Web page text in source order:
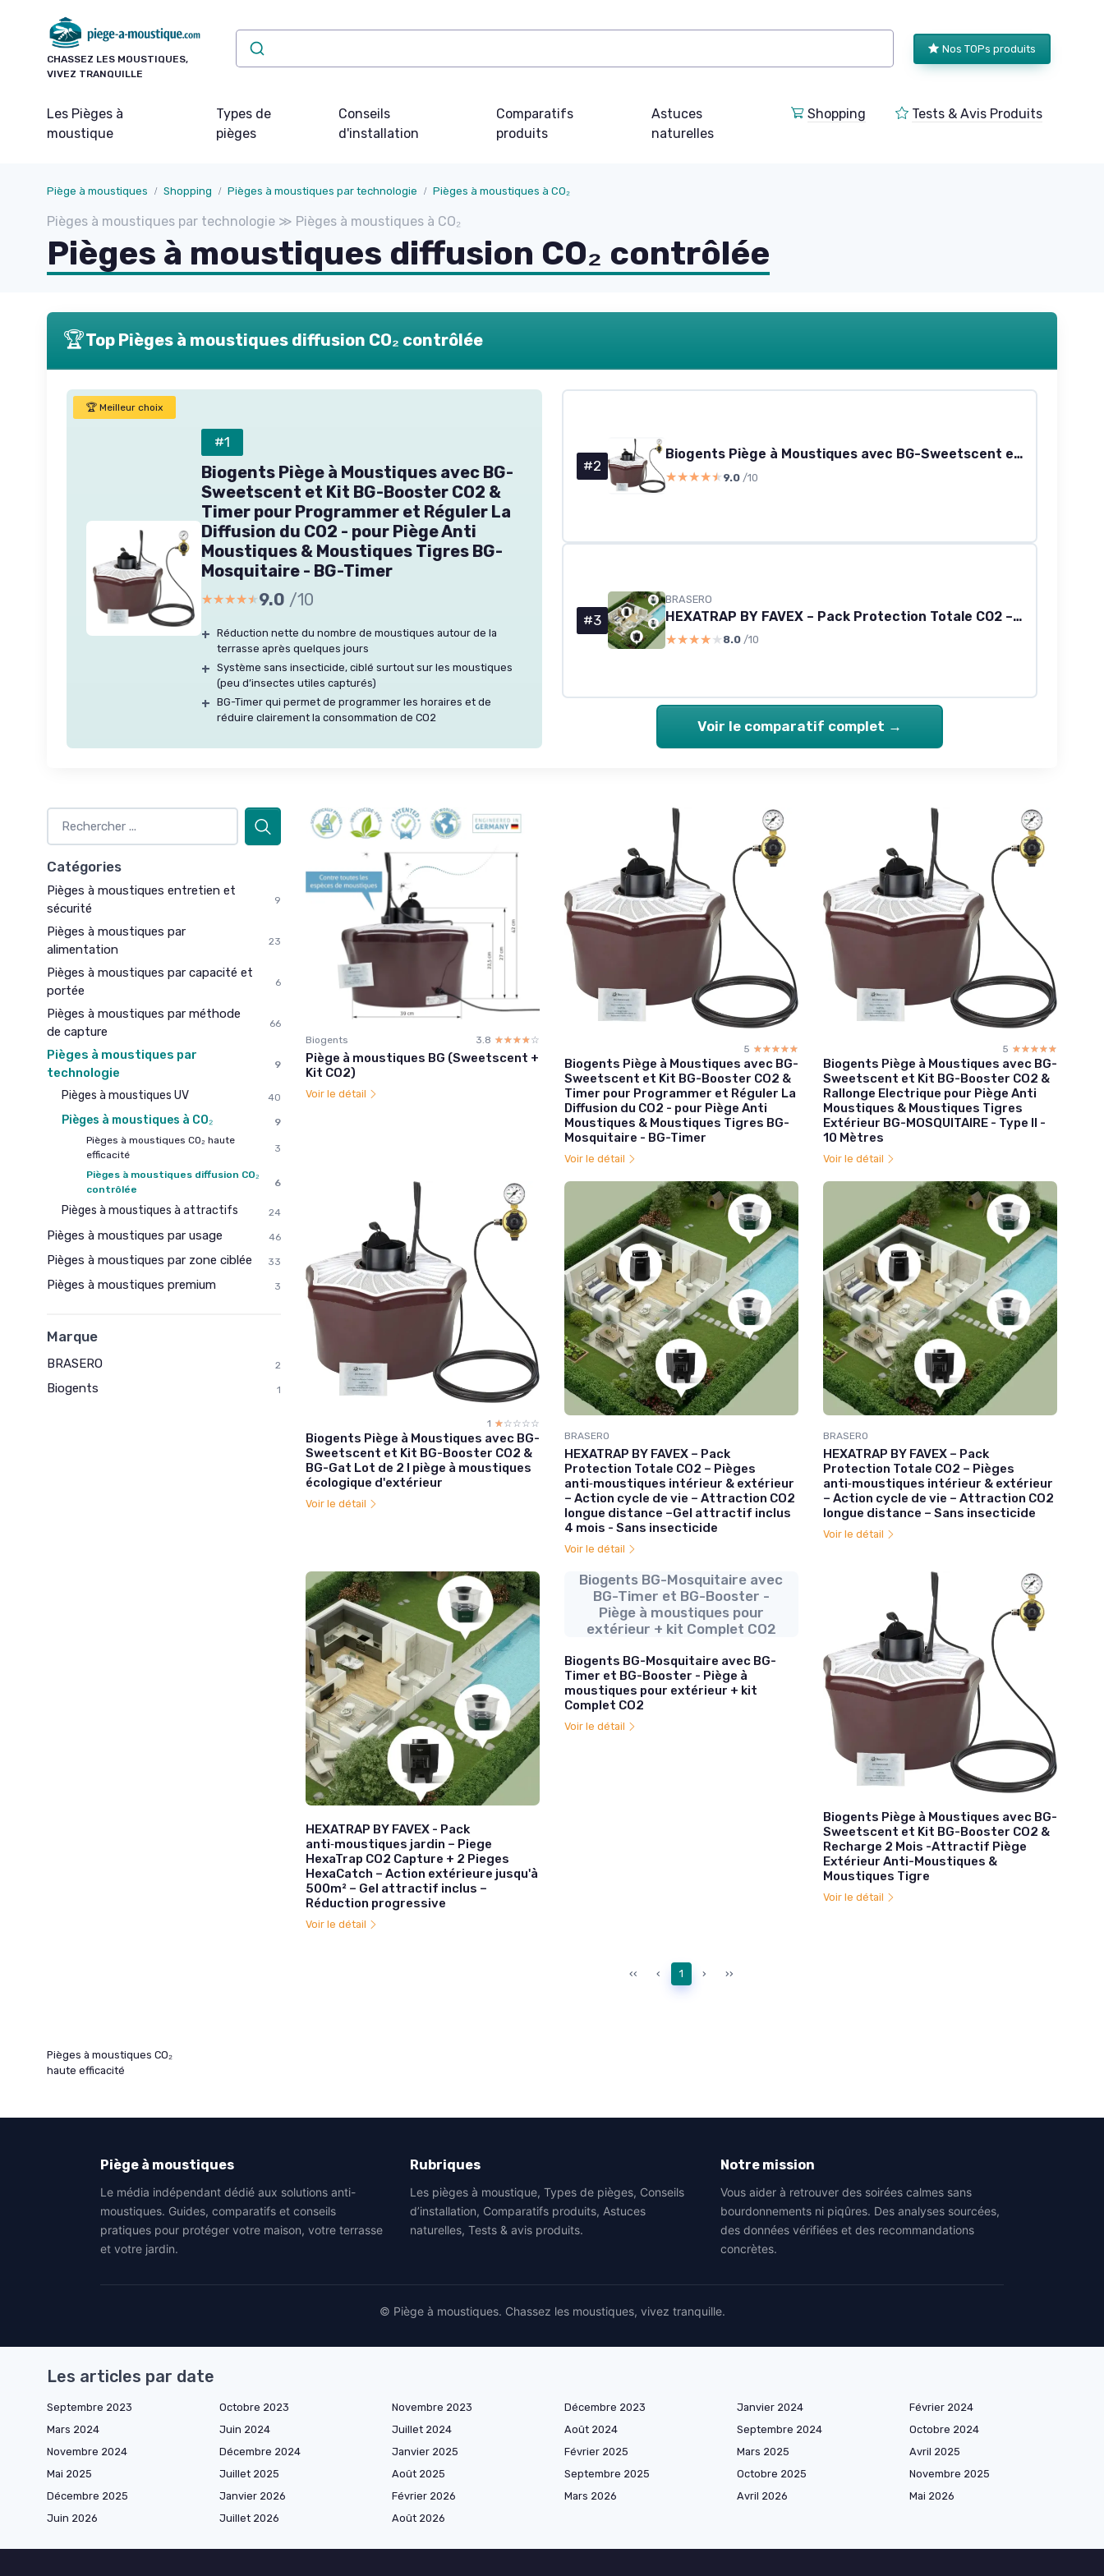
CHASSEZ LES MOUSTIQUES,
VIVEZ TRANQUILLE
Nos TOPs produits
Les Pièges à
moustique
Types de
pièges
Conseils
d'installation
Comparatifs
produits
Astuces
naturelles
Shopping Tests & Avis Produits
Piège à moustiques Shopping Pièges à moustiques par technologie Pièges à moustiques à CO₂
Pièges à moustiques par technologie ≫ Pièges à moustiques à CO₂
Pièges à moustiques diffusion CO₂ contrôlée
🏆Top Pièges à moustiques diffusion CO₂ contrôlée
🏆 Meilleur choix
#1
Biogents Piège à Moustiques avec BG-
Sweetscent et Kit BG-Booster CO2 &
Timer pour Programmer et Réguler La
Diffusion du CO2 - pour Piège Anti
Moustiques & Moustiques Tigres BG-
Mosquitaire - BG-Timer
★★★★★
★★★★★9.0 /10
+ Réduction nette du nombre de moustiques autour de la
terrasse après quelques jours
+ Système sans insecticide, ciblé surtout sur les moustiques
(peu d’insectes utiles capturés)
+ BG-Timer qui permet de programmer les horaires et de
réduire clairement la consommation de CO2
#2
Biogents Piège à Moustiques avec BG-Sweetscent et Kit BG-Booster CO2 & Rallonge Electrique pour Piège Anti Moustiques & Moustiques Tigres Extérieur BG-MOSQUITAIRE - Type II - 10 Mètres
★★★★★
★★★★★ 9.0 /10
#3
BRASERO
HEXATRAP BY FAVEX – Pack Protection Totale CO2 – Pièges anti‑moustiques intérieur & extérieur – Action cycle de vie – Attraction CO2 longue distance – Sans insecticide
★★★★★
★★★★★ 8.0 /10
Voir le comparatif complet →
Catégories
Pièges à moustiques entretien et
sécurité
9
Pièges à moustiques par
alimentation
23
Pièges à moustiques par capacité et
portée
6
Pièges à moustiques par méthode
de capture
66
Pièges à moustiques par
technologie
9
Pièges à moustiques UV 40
Pièges à moustiques à CO₂
9
Pièges à moustiques CO₂ haute
efficacité
3
Pièges à moustiques diffusion CO₂
contrôlée
6
Pièges à moustiques à attractifs 24
Pièges à moustiques par usage 46
Pièges à moustiques par zone ciblée 33
Pièges à moustiques premium 3
Marque
BRASERO 2
Biogents 1
Biogents 3.8 ☆☆☆☆☆
★★★★★
Piège à moustiques BG (Sweetscent +
Kit CO2)
Voir le détail
5 ☆☆☆☆☆
★★★★★
Biogents Piège à Moustiques avec BG-
Sweetscent et Kit BG-Booster CO2 &
Timer pour Programmer et Réguler La
Diffusion du CO2 - pour Piège Anti
Moustiques & Moustiques Tigres BG-
Mosquitaire - BG-Timer
Voir le détail
5 ☆☆☆☆☆
★★★★★
Biogents Piège à Moustiques avec BG-
Sweetscent et Kit BG-Booster CO2 &
Rallonge Electrique pour Piège Anti
Moustiques & Moustiques Tigres
Extérieur BG-MOSQUITAIRE - Type II -
10 Mètres
Voir le détail
1 ☆☆☆☆☆
★★★★★
Biogents Piège à Moustiques avec BG-
Sweetscent et Kit BG-Booster CO2 &
BG-Gat Lot de 2 I piège à moustiques
écologique d'extérieur
Voir le détail
BRASERO
HEXATRAP BY FAVEX – Pack
Protection Totale CO2 – Pièges
anti‑moustiques intérieur & extérieur
– Action cycle de vie – Attraction CO2
longue distance –Gel attractif inclus
4 mois - Sans insecticide
Voir le détail
BRASERO
HEXATRAP BY FAVEX – Pack
Protection Totale CO2 – Pièges
anti‑moustiques intérieur & extérieur
– Action cycle de vie – Attraction CO2
longue distance – Sans insecticide
Voir le détail
HEXATRAP BY FAVEX - Pack
anti‑moustiques jardin – Piege
HexaTrap CO2 Capture + 2 Pieges
HexaCatch – Action extérieure jusqu'à
500m² – Gel attractif inclus –
Réduction progressive
Voir le détail
Biogents BG-Mosquitaire avec
BG-Timer et BG-Booster -
Piège à moustiques pour
extérieur + kit Complet CO2
Biogents BG-Mosquitaire avec BG-
Timer et BG-Booster - Piège à
moustiques pour extérieur + kit
Complet CO2
Voir le détail
Biogents Piège à Moustiques avec BG-
Sweetscent et Kit BG-Booster CO2 &
Recharge 2 Mois -Attractif Piège
Extérieur Anti-Moustiques &
Moustiques Tigre
Voir le détail
‹‹ ‹ 1 › ››
Pièges à moustiques CO₂
haute efficacité
Piège à moustiques
Le média indépendant dédié aux solutions anti-
moustiques. Guides, comparatifs et conseils
pratiques pour protéger votre maison, votre terrasse
et votre jardin.
Rubriques
Les pièges à moustique, Types de pièges, Conseils
d’installation, Comparatifs produits, Astuces
naturelles, Tests & avis produits.
Notre mission
Vous aider à retrouver des soirées calmes sans
bourdonnements ni piqûres. Des analyses sourcées,
des données vérifiées et des recommandations
concrètes.
© Piège à moustiques. Chassez les moustiques, vivez tranquille.
Les articles par date
Septembre 2023 Octobre 2023 Novembre 2023 Décembre 2023 Janvier 2024
Février 2024
Mars 2024
Juin 2024 Juillet 2024 Août 2024 Septembre 2024
Octobre 2024
Novembre 2024
Décembre 2024 Janvier 2025 Février 2025 Mars 2025
Avril 2025
Mai 2025
Juillet 2025 Août 2025 Septembre 2025 Octobre 2025
Novembre 2025
Décembre 2025
Janvier 2026 Février 2026 Mars 2026 Avril 2026
Mai 2026
Juin 2026
Juillet 2026 Août 2026